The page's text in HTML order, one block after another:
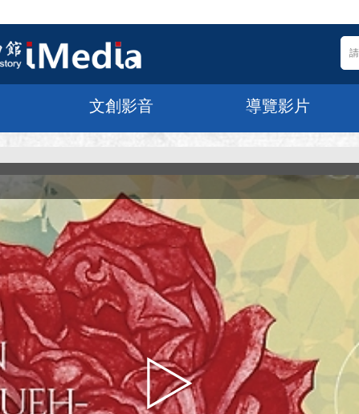
文創影音 導覽影片